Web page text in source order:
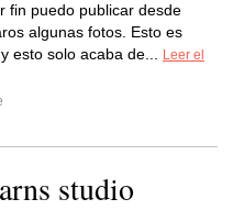
fin puedo publicar desde
algunas fotos. Esto es
esto solo acaba de...
Leer el
studio